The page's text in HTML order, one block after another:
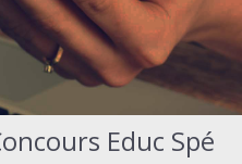
Educ Spé